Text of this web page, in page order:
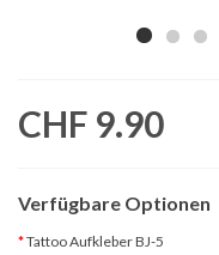
CHF 9.90
Verfügbare Optionen
Tattoo Aufkleber BJ-5